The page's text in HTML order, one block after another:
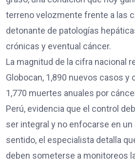
terreno velozmente frente a las
detonante de patologías
crónicas y eventual cáncer.
La magnitud de la cifra nacional
Globocan, 1,890 nuevos casos y
1,770 muertes anuales por
Perú, evidencia que el control
ser integral y no enfocarse en un
sentido, el especialista detalla
deben someterse a monitoreos